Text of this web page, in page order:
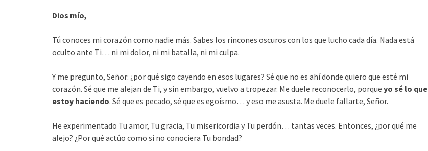
Dios mío,
Tú conoces mi corazón como nadie más. Sabes los rincones oscuros con los que lucho cada día. Nada está
oculto ante Ti… ni mi dolor, ni mi batalla, ni mi culpa.
Y me pregunto, Señor: ¿por qué sigo cayendo en esos lugares? Sé que no es ahí donde quiero que esté mi
corazón. Sé que me alejan de Ti, y sin embargo, vuelvo a tropezar. Me duele reconocerlo, porque yo sé lo que
estoy haciendo. Sé que es pecado, sé que es egoísmo… y eso me asusta. Me duele fallarte, Señor.
He experimentado Tu amor, Tu gracia, Tu misericordia y Tu perdón… tantas veces. Entonces, ¿por qué me
alejo? ¿Por qué actúo como si no conociera Tu bondad?